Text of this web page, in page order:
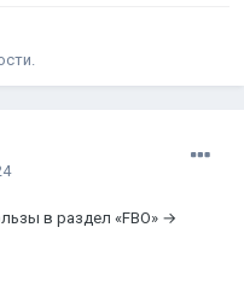
в раздел «FBO» →